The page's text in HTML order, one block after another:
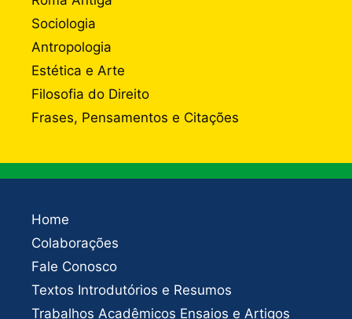
Sociologia
Antropologia
Estética e Arte
Filosofia do Direito
Frases, Pensamentos e Citações
Home
Colaborações
Fale Conosco
Textos Introdutórios e Resumos
Trabalhos Acadêmicos Ensaios e Artigos